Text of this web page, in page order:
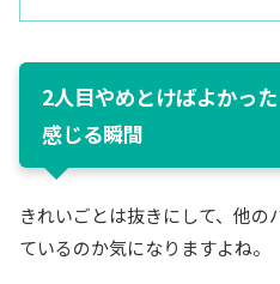
2人目やめとけばよかっ
感じる瞬間
きれいごとは抜きにして、他の
ているのか気になりますよね。